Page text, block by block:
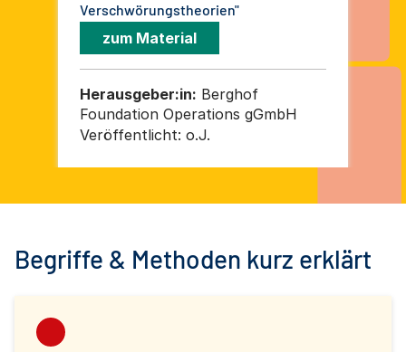
Verschwörungstheorien"
zum Material
Herausgeber:in: Berghof
Foundation Operations gGmbH
Veröffentlicht: o.J.
Begriffe & Methoden kurz erklärt